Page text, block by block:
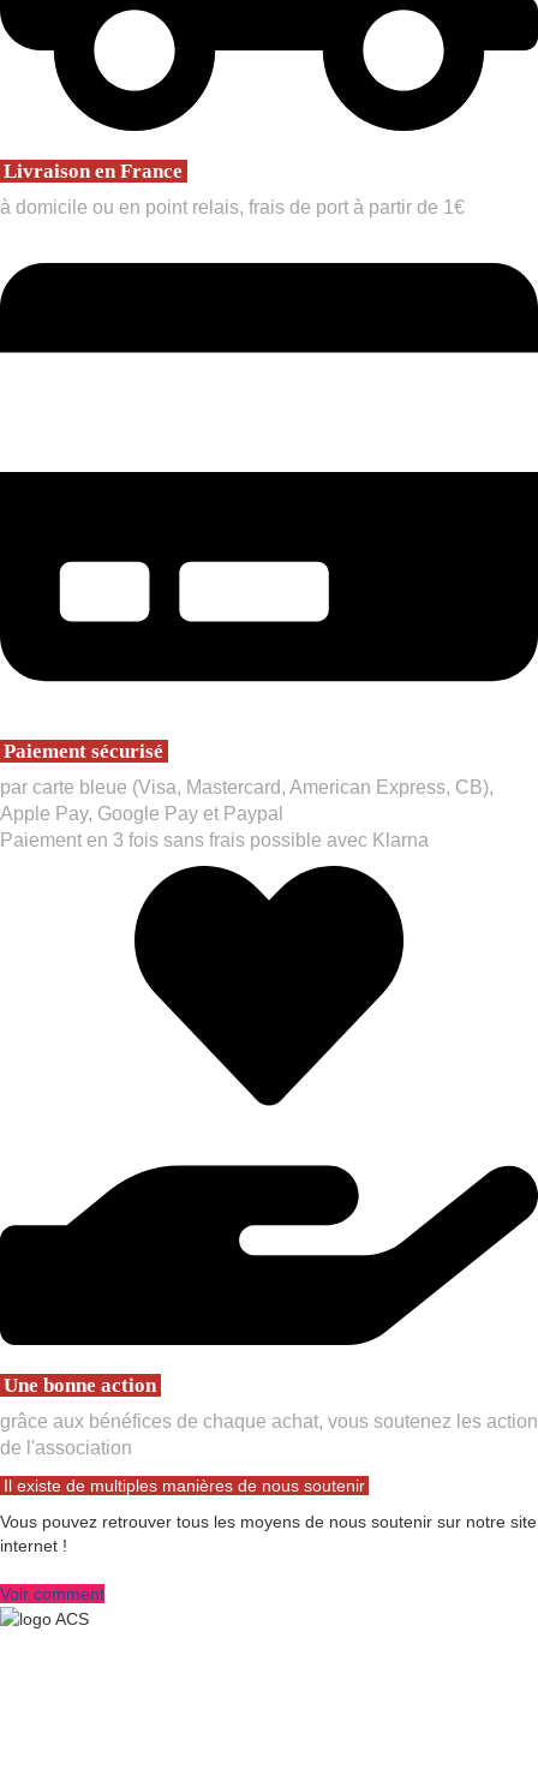
Livraison en France
à domicile ou en point relais, frais de port à partir de 1€
Paiement sécurisé
par carte bleue (Visa, Mastercard, American Express, CB),
Apple Pay, Google Pay et Paypal
Paiement en 3 fois sans frais possible avec Klarna
Une bonne action
grâce aux bénéfices de chaque achat, vous soutenez les action
de l'association
Il existe de multiples manières de nous soutenir
Vous pouvez retrouver tous les moyens de nous soutenir sur notre site
internet !
Voir comment